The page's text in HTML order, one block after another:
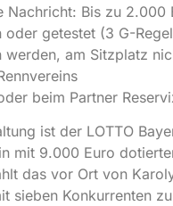
Nachricht: Bis zu 2.000
getestet (3 G-
werden, am Sitzplatz
beim Partner
ist der LOTTO
mit 9.000 Euro
das vor Ort von
sieben Konkurrenten